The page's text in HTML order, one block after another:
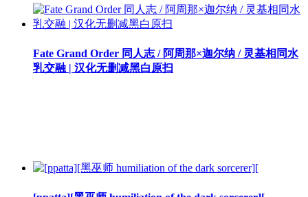
Fate Grand Order 同人志 / 阿周那×迦尔纳 / 灵基相同水
乳交融 | 汉化无删减黑白原扫